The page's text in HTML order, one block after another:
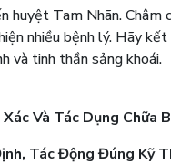
huyệt Tam Nhãn. Châm
nhiều bệnh lý. Hãy
và tinh thần sảng khoái.
Và Tác Dụng Chữa
Tác Động Đúng Kỹ